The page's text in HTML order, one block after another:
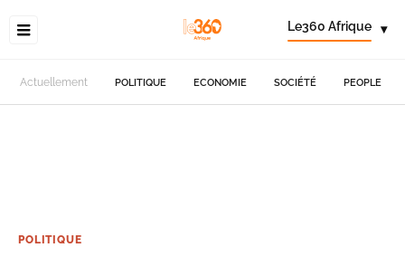
Le360 Afrique ▾
Actuellement POLITIQUE ECONOMIE SOCIÉTÉ PEOPLE
POLITIQUE